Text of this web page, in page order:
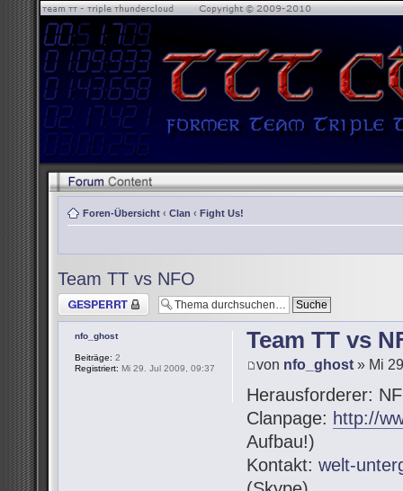
Foren-Übersicht ‹ Clan ‹ Fight Us!
Team TT vs NFO
Thema gesperrt
Team TT vs
von nfo_ghost » Mi
Herausforderer:
Clanpage: http://
Aufbau!)
Kontakt:welt-
nfo_ghost
Beiträge: 2
Registriert: Mi 29. Jul 2009, 09:37